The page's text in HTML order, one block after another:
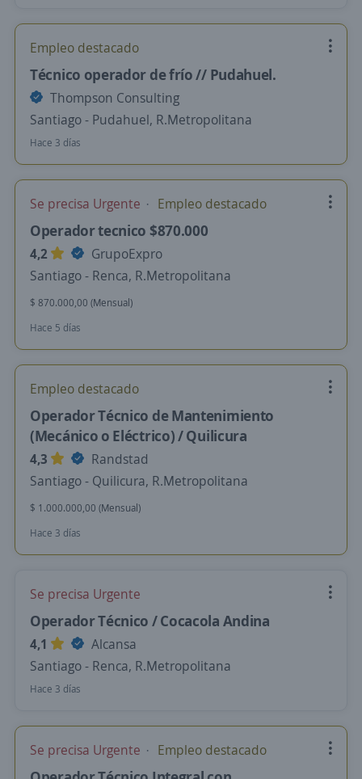
Empleo destacado
Técnico operador de frío // Pudahuel.
Thompson Consulting
Santiago - Pudahuel, R.Metropolitana
Hace 3 días
Se precisa Urgente Empleo destacado
Operador tecnico $870.000
4,2
GrupoExpro
Santiago - Renca, R.Metropolitana
$ 870.000,00 (Mensual)
Hace 5 días
Empleo destacado
Operador Técnico de Mantenimiento
(Mecánico o Eléctrico) / Quilicura
4,3
Randstad
Santiago - Quilicura, R.Metropolitana
$ 1.000.000,00 (Mensual)
Hace 3 días
Se precisa Urgente
Operador Técnico / Cocacola Andina
4,1
Alcansa
Santiago - Renca, R.Metropolitana
Hace 3 días
Se precisa Urgente Empleo destacado